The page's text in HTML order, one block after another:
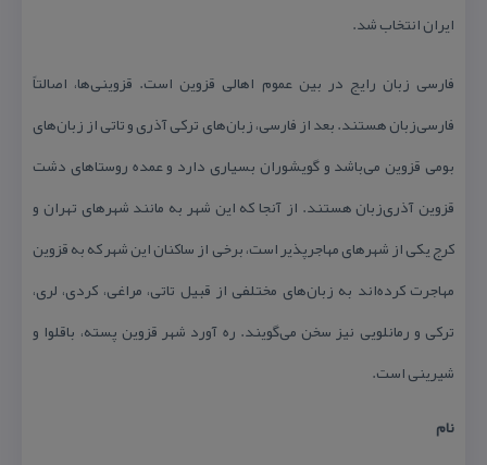
ایران انتخاب شد.
فارسی زبان رایج در بین عموم اهالی قزوین است. قزوینی‌ها، اصالتاً
فارسی‌زبان هستند. بعد از فارسی، زبان‌های تركی آذری و تاتی از زبان‌های
بومی قزوین می‌باشد و گویشوران بسیاری دارد و عمده روستاهای دشت
قزوین آذری‌زبان هستند. از آنجا كه این شهر به مانند شهرهای تهران و
كرج یكی از شهرهای مهاجرپذیر است، برخی از ساكنان این شهر كه به قزوین
مهاجرت كرده‌اند به زبان‌های مختلفی از قبیل تاتی، مراغی، كردی، لری،
تركی و رمانلویی نیز سخن می‌گویند. ره آورد شهر قزوین پسته، باقلوا و
شیرینی است.
نام